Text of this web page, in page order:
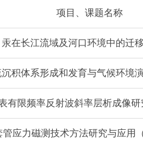
项目、课题名称
汞在长江流域及河口环境中的迁
积体系形成和发育与气候环境
有限频率反射波斜率层析成像
管应力磁测技术方法研究与应